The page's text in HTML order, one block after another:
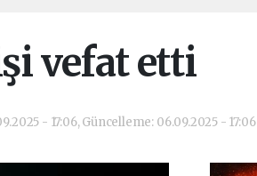
vefat etti
- 17:06, Güncelleme: 06.09.2025 - 17:06